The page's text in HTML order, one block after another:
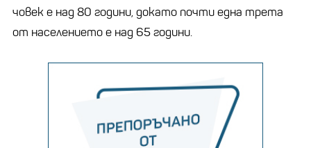
човек е над 80 години, докато почти една трета
от населението е над 65 години.